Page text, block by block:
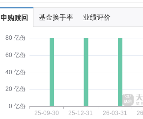
申购赎回 基金换手率 业绩评价
0 亿份
20 亿份
40 亿份
60 亿份
80 亿份
25-09-30 25-12-31 26-03-31